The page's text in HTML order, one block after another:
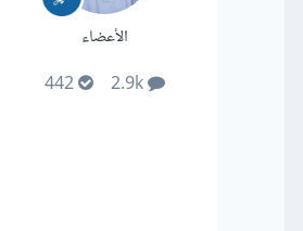
الأعضاء
2.9k
442